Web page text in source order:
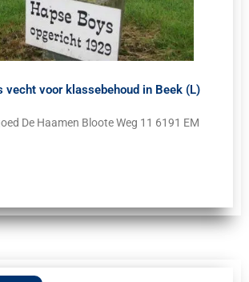
vecht voor klassebehoud in Beek (L)
De Haamen Bloote Weg 11 6191 EM